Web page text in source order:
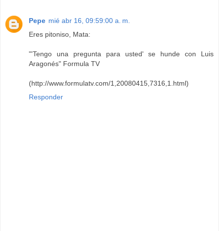
Pepe mié abr 16, 09:59:00 a. m.
Eres pitoniso, Mata:
"'Tengo una pregunta para usted' se hunde con Luis
Aragonés" Formula TV
(http://www.formulatv.com/1,20080415,7316,1.html)
Responder